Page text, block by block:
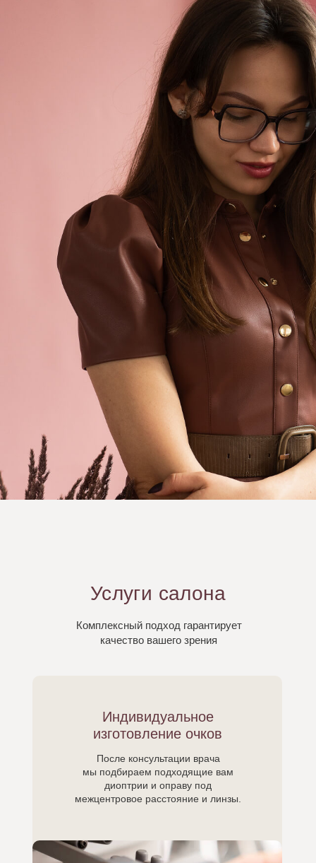
Услуги салона
Комплексный подход гарантирует
качество вашего зрения
Индивидуальное
изготовление очков
После консультации врача
мы подбираем подходящие вам
диоптрии и оправу под
межцентровое расстояние и линзы.